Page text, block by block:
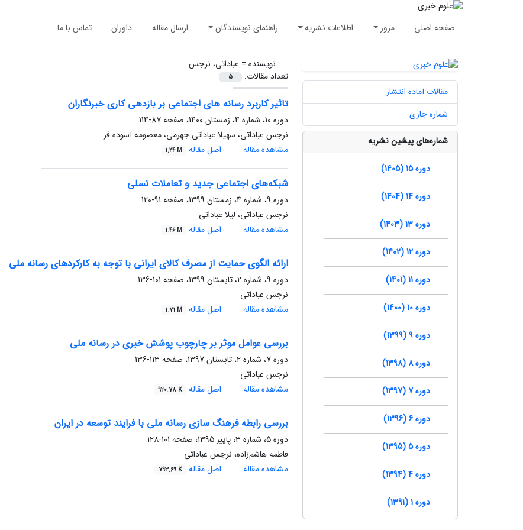
صفحه اصلی مرور اطلاعات نشریه راهنمای نویسندگان ارسال مقاله داوران تماس با ما
نویسنده = عباداتی، نرجس
تعداد مقالات:
5
تاثیر کاربرد رسانه های اجتماعی بر بازدهی کاری خبرنگاران
دوره 10، شماره 4، زمستان 1400، صفحه
87-114
نرجس عباداتی، سهیلا عباداتی جهرمی، معصومه آسوده فر
مشاهده مقاله
اصل مقاله 1.24 M
شبکه‌های اجتماعی جدید و تعاملات نسلی
دوره 9، شماره 4، زمستان 1399، صفحه
91-120
نرجس عباداتی، لیلا عباداتی
مشاهده مقاله
اصل مقاله 1.46 M
ارائه الگوی حمایت از مصرف کالای ایرانی با توجه به کارکردهای رسانه ملی
دوره 9، شماره 2، تابستان 1399، صفحه
101-136
نرجس عباداتی
مشاهده مقاله
اصل مقاله 1.71 M
بررسی عوامل موثر بر چارچوب پوشش خبری در رسانه ملی
دوره 7، شماره 2، تابستان 1397، صفحه
113-136
نرجس عباداتی
مشاهده مقاله
اصل مقاله 920.78 K
بررسی رابطه فرهنگ سازی رسانه ملی با فرایند توسعه در ایران
دوره 5، شماره 3، پاییز 1395، صفحه
101-128
فاطمه هاشم‌زاده، نرجس عباداتی
مشاهده مقاله
اصل مقاله 793.69 K
مقالات آماده انتشار
شماره جاری
شماره‌های پیشین نشریه
دوره 15 (1405)
دوره 14 (1404)
دوره 13 (1403)
دوره 12 (1402)
دوره 11 (1401)
دوره 10 (1400)
دوره 9 (1399)
دوره 8 (1398)
دوره 7 (1397)
دوره 6 (1396)
دوره 5 (1395)
دوره 4 (1394)
دوره 1 (1391)